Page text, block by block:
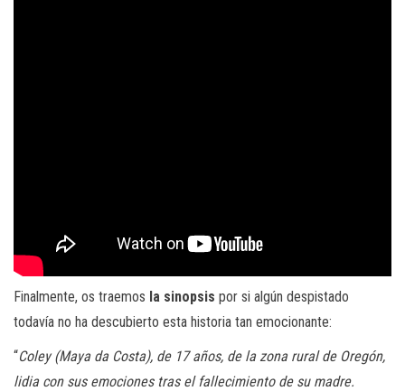
Finalmente, os traemos la sinopsis por si algún despistado
todavía no ha descubierto esta historia tan emocionante:
“Coley (Maya da Costa), de 17 años, de la zona rural de Oregón,
lidia con sus emociones tras el fallecimiento de su madre.